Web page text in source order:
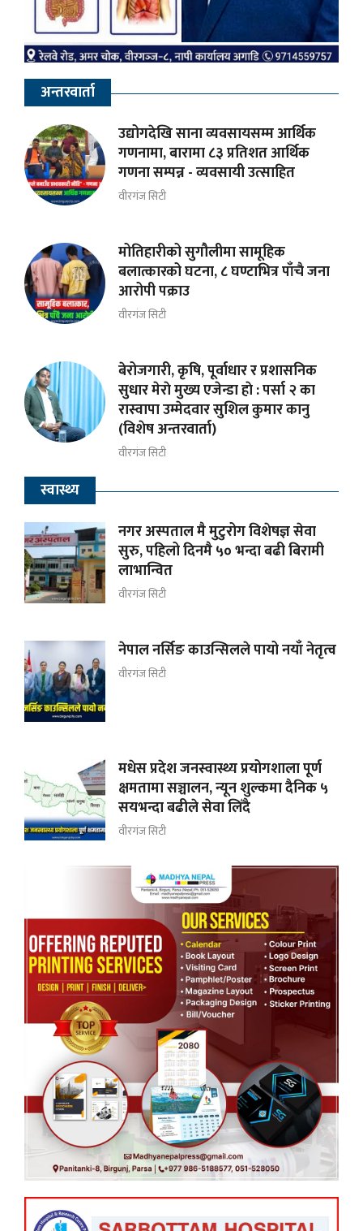
अन्तरवार्ता
उद्योगदेखि साना व्यवसायसम्म आर्थिक
गणनामा, बारामा ८३ प्रतिशत आर्थिक
गणना सम्पन्न - व्यवसायी उत्साहित
वीरगंज सिटी
मोतिहारीको सुगौलीमा सामूहिक
बलात्कारको घटना, ८ घण्टाभित्र पाँचै जना
आरोपी पक्राउ
वीरगंज सिटी
बेरोजगारी, कृषि, पूर्वाधार र प्रशासनिक
सुधार मेराे मुख्य एजेन्डा हाे : पर्सा २ का
रास्वापा उम्मेदवार सुशिल कुमार कानु
(विशेष अन्तरवार्ता)
वीरगंज सिटी
स्वास्थ्य
नगर अस्पताल मै मुटुरोग विशेषज्ञ सेवा
सुरु, पहिलो दिनमै ५० भन्दा बढी बिरामी
लाभान्वित
वीरगंज सिटी
नेपाल नर्सिङ काउन्सिलले पायो नयाँ नेतृत्व
वीरगंज सिटी
मधेस प्रदेश जनस्वास्थ्य प्रयोगशाला पूर्ण
क्षमतामा सञ्चालन, न्यून शुल्कमा दैनिक ५
सयभन्दा बढीले सेवा लिँदै
वीरगंज सिटी